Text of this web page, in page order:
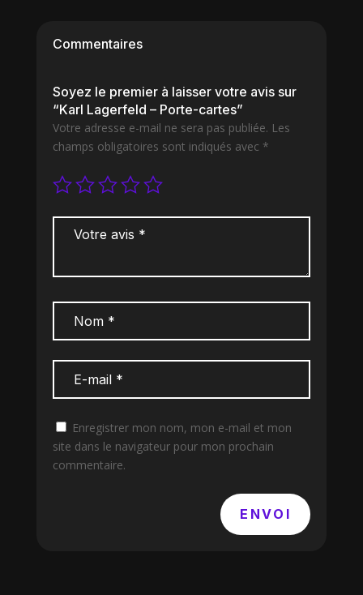
Commentaires
Soyez le premier à laisser votre avis sur
“Karl Lagerfeld – Porte-cartes”
Votre adresse e-mail ne sera pas publiée. Les
champs obligatoires sont indiqués avec *
Enregistrer mon nom, mon e-mail et mon
site dans le navigateur pour mon prochain
commentaire.
ENVOI